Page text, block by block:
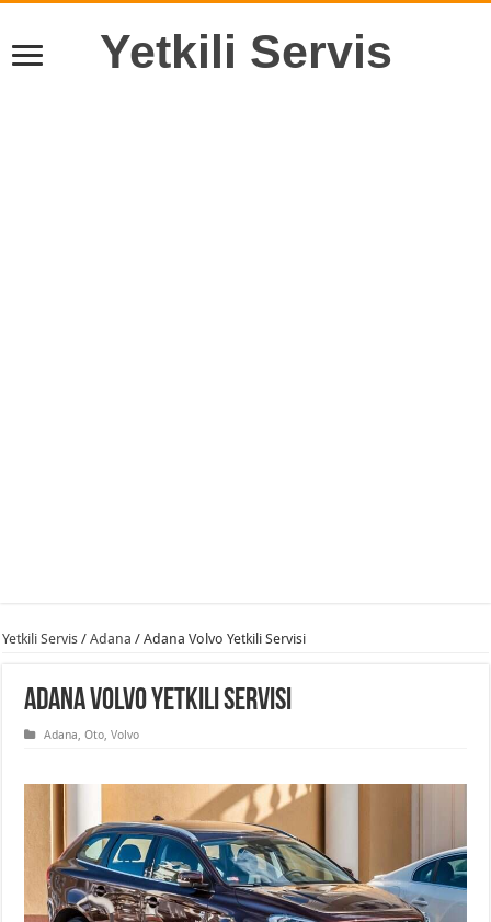
Yetkili Servis
Yetkili Servis / Adana / Adana Volvo Yetkili Servisi
Adana Volvo Yetkili Servisi
Adana,Oto,Volvo